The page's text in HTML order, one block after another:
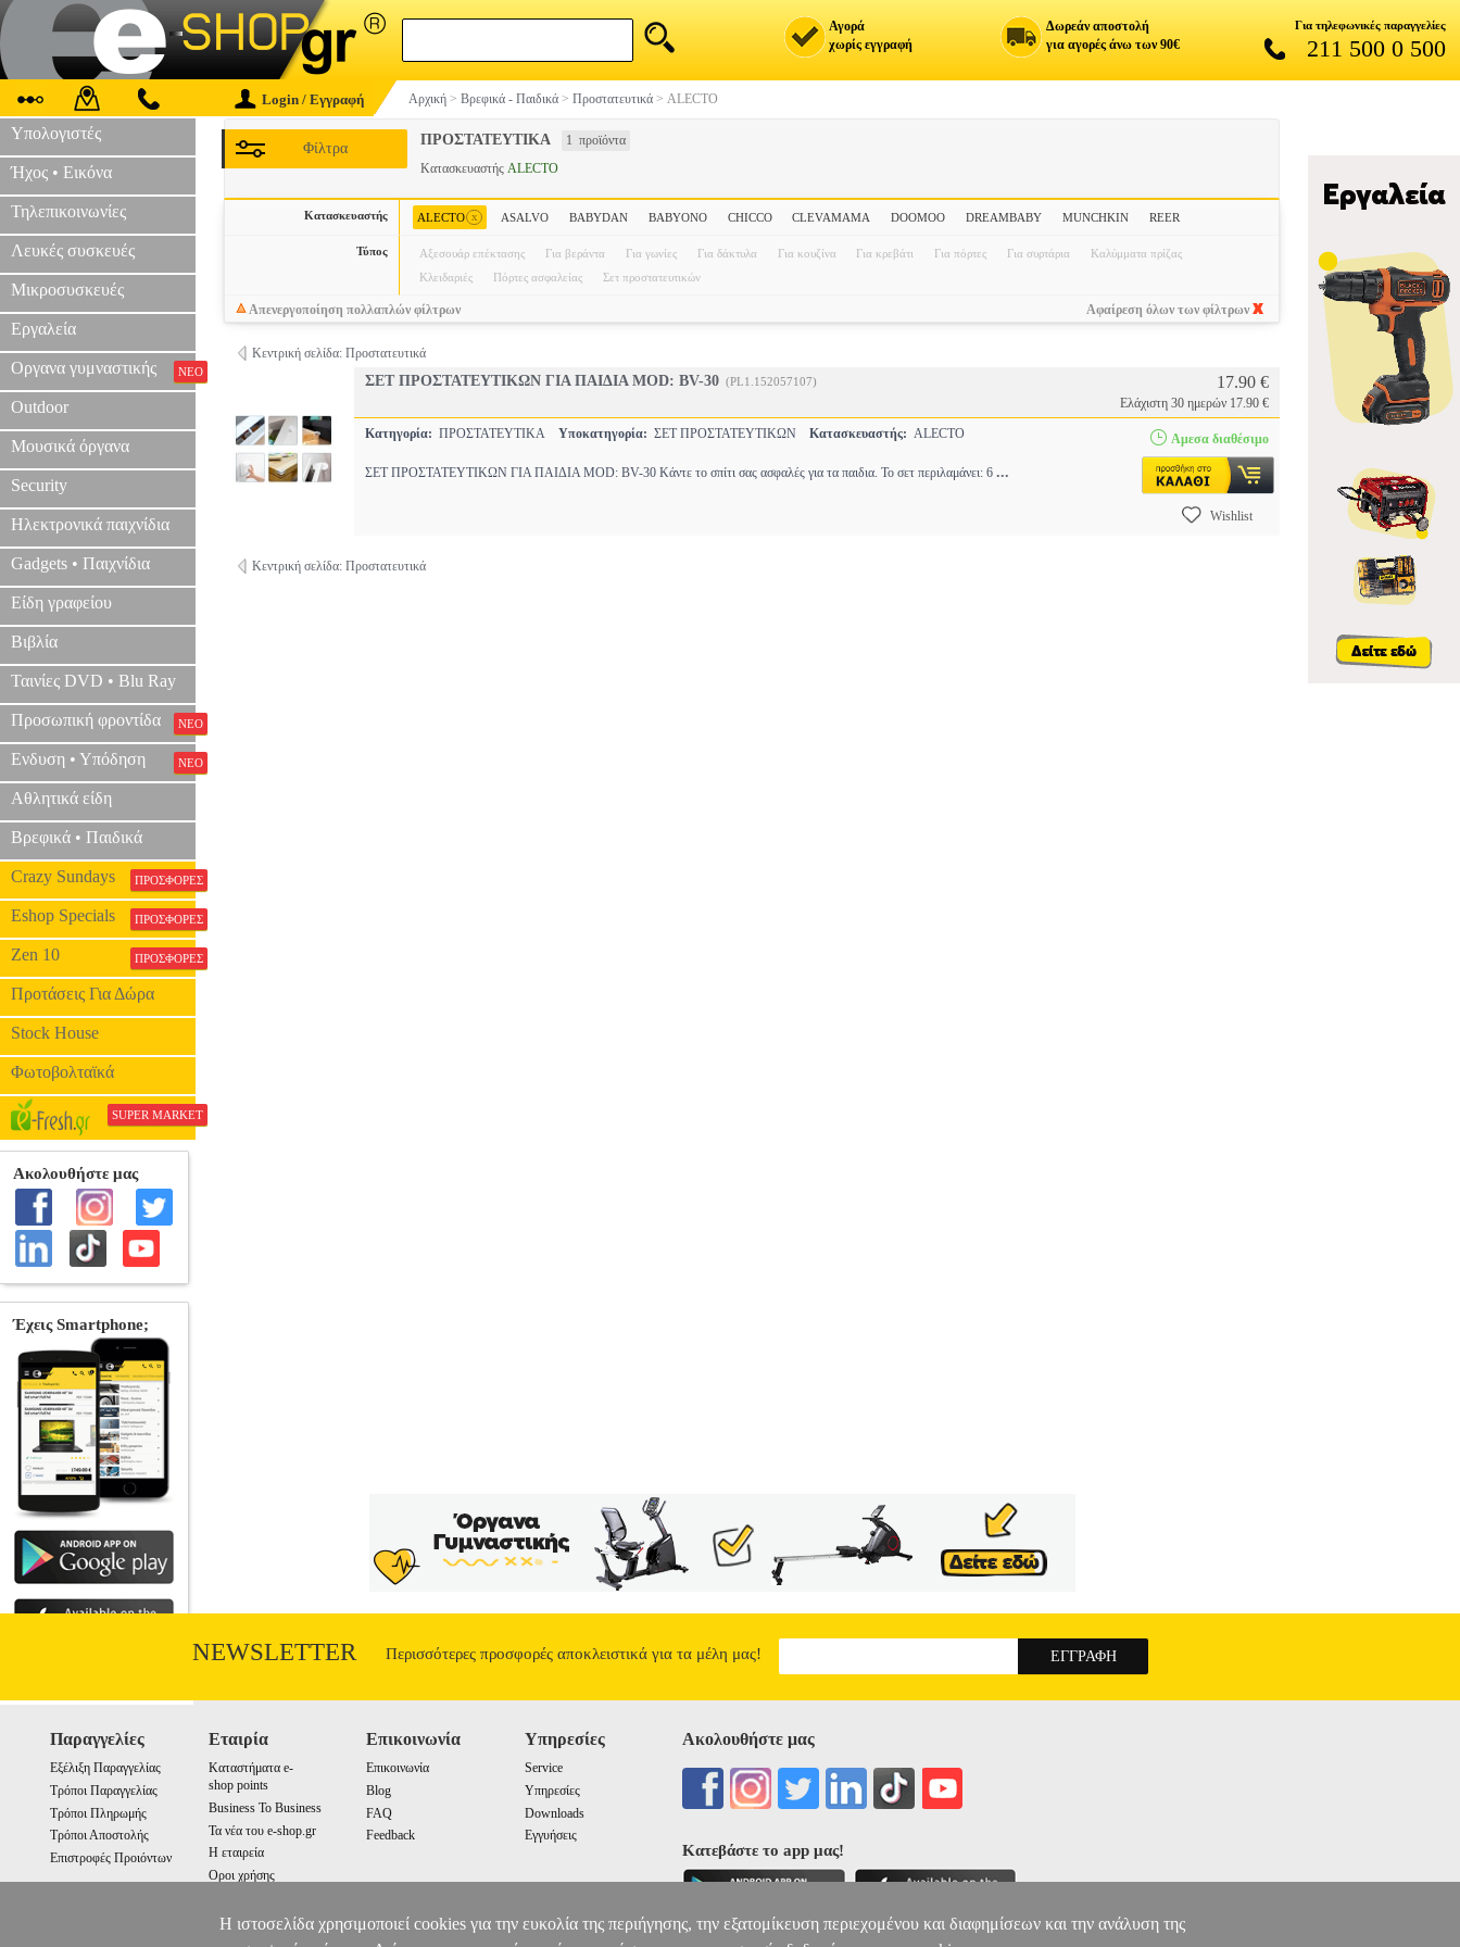
Αγορά
χωρίς εγγραφή
Δωρεάν αποστολή
για αγορές άνω των 90€
Για τηλεφωνικές παραγγελίες
211 500 0 500
Login / Εγγραφή Αρχική > Βρεφικά - Παιδικά > Προστατευτικά > ALECTO
Υπολογιστές
Ήχος • Εικόνα
Τηλεπικοινωνίες
Λευκές συσκευές
Μικροσυσκευές
Εργαλεία
Οργανα γυμναστικής ΝΕΟ
Outdoor
Μουσικά όργανα
Security
Ηλεκτρονικά παιχνίδια
Gadgets • Παιχνίδια
Είδη γραφείου
Βιβλία
Ταινίες DVD • Blu Ray
Προσωπική φροντίδα ΝΕΟ
Ενδυση • Υπόδηση ΝΕΟ
Αθλητικά είδη
Βρεφικά • Παιδικά
Crazy Sundays ΠΡΟΣΦΟΡΕΣ
Eshop Specials ΠΡΟΣΦΟΡΕΣ
Zen 10 ΠΡΟΣΦΟΡΕΣ
Προτάσεις Για Δώρα
Stock House
Φωτοβολταϊκά
SUPER MARKET
ΠΡΟΣΤΑΤΕΥΤΙΚΑ 1 προϊόντα
Φίλτρα
Κατασκευαστής ALECTO
Κατασκευαστής ALECTO x ASALVO BABYDAN BABYONO CHICCO CLEVAMAMA DOOMOO DREAMBABY MUNCHKIN REER
Τύπος Αξεσουάρ επέκτασης Για βεράντα Για γωνίες Για δάκτυλα Για κουζίνα Για κρεβάτι Για πόρτες Για συρτάρια
Καλύμματα πρίζας
Κλειδαριές
Πόρτες ασφαλείας Σετ προστατευτικών
Απενεργοποίηση πολλαπλών φίλτρων Αφαίρεση όλων των φίλτρων
Κεντρική σελίδα: Προστατευτικά
ΣΕΤ ΠΡΟΣΤΑΤΕΥΤΙΚΩΝ ΓΙΑ ΠΑΙΔΙΑ MOD: BV-30 (PL1.152057107) 17.90 €
Ελάχιστη 30 ημερών 17.90 €
Κατηγορία: ΠΡΟΣΤΑΤΕΥΤΙΚΑ Υποκατηγορία: ΣΕΤ ΠΡΟΣΤΑΤΕΥΤΙΚΩΝ Κατασκευαστής: ALECTO
ΣΕΤ ΠΡΟΣΤΑΤΕΥΤΙΚΩΝ ΓΙΑ ΠΑΙΔΙΑ MOD: BV-30 Κάντε το σπίτι σας ασφαλές για τα παιδια. Το σετ περιλαμάνει: 6 ...
Αμεσα διαθέσιμο
Wishlist
Κεντρική σελίδα: Προστατευτικά
NEWSLETTER Περισσότερες προσφορές αποκλειστικά για τα μέλη μας!
Παραγγελίες
Εξέλιξη Παραγγελίας
Τρόποι Παραγγελίας
Τρόποι Πληρωμής
Τρόποι Αποστολής
Επιστροφές Προιόντων
Εταιρία
Καταστήματα e-
shop points
Business To Business
Τα νέα του e-shop.gr
Η εταιρεία
Οροι χρήσης
Επικοινωνία
Επικοινωνία
Blog
FAQ
Feedback
Υπηρεσίες
Service
Υπηρεσίες
Downloads
Εγγυήσεις
Ακολουθήστε μας
Κατεβάστε το app μας!
Η ιστοσελίδα χρησιμοποιεί cookies για την ευκολία της περιήγησης, την εξατομίκευση περιεχομένου και διαφημίσεων και την ανάλυση της